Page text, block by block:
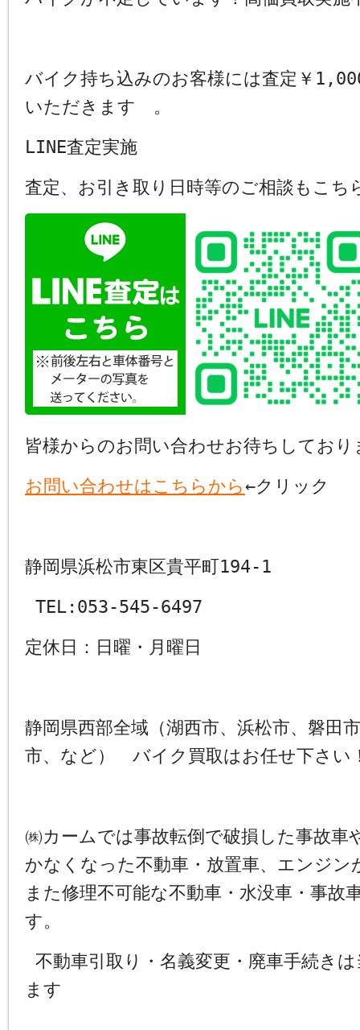
バイク持ち込みのお客様には査定￥
いただきます 。
LINE査定実施
査定、お引き取り日時等のご相談もこち
皆様からのお問い合わせお待ちしており
お問い合わせはこちらから←クリック
静岡県浜松市東区貴平町194-1
TEL:053-545-6497
定休日：日曜・月曜日
静岡県西部全域（湖西市、浜松市、磐田
市、など） バイク買取はお任せ下さい
㈱カームでは事故転倒で破損した事故車
かなくなった不動車・放置車、エンジン
また修理不可能な不動車・水没車・事故
す。
不動車引取り・名義変更・廃車手続き
ます